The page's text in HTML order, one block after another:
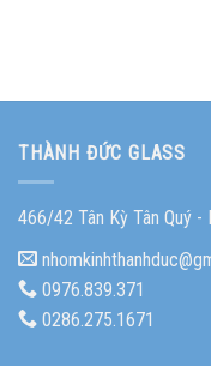
THÀNH ĐỨC GLASS
466/42 Tân Kỳ Tân Quý -
0976.839.371
0286.275.1671